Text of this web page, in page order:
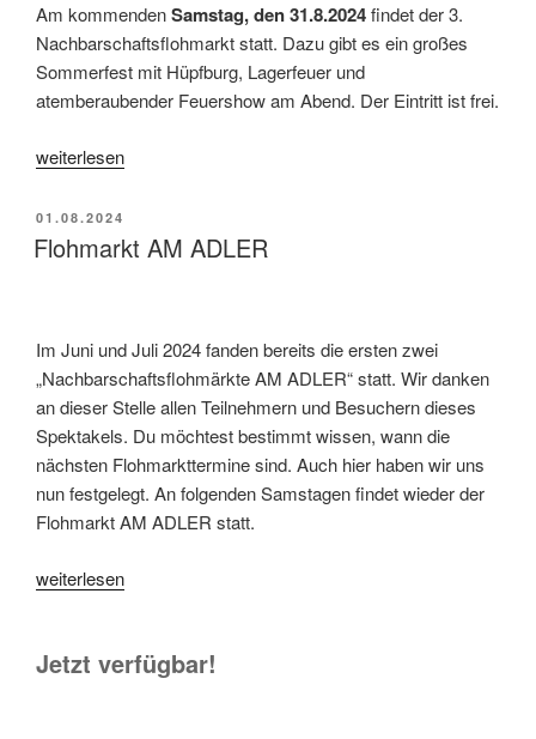
Am kommendenSamstag, den 31.8.2024findet der 3.
Nachbarschaftsflohmarkt statt. Dazu gibt es ein großes
Sommerfest mit Hüpfburg, Lagerfeuer und
atemberaubender Feuershow am Abend. Der Eintritt ist frei.
„Es
AM
ADLER:
Feuershow
an
einem
Tag“
weiterlesen
VERÖFFENTLICHT
AM
01.08.2024
Flohmarkt AM ADLER
Im Juni und Juli 2024 fanden bereits die ersten zwei
„Nachbarschaftsflohmärkte AM ADLER“ statt. Wir danken
an dieser Stelle allen Teilnehmern und Besuchern dieses
Spektakels. Du möchtest bestimmt wissen, wann die
nächsten Flohmarkttermine sind. Auch hier haben wir uns
nun festgelegt. An folgenden Samstagen findet wieder der
Flohmarkt AM ADLER statt.
„Flohmarkt
weiterlesen
Jetzt verfügbar!